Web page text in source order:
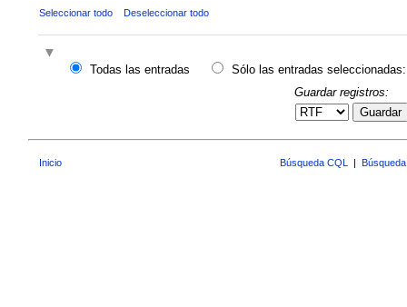
Seleccionar todo Deseleccionar todo
Todas las entradas
Sólo las entradas seleccionadas:
Guardar registros:
Guardar
Inicio Búsqueda CQL